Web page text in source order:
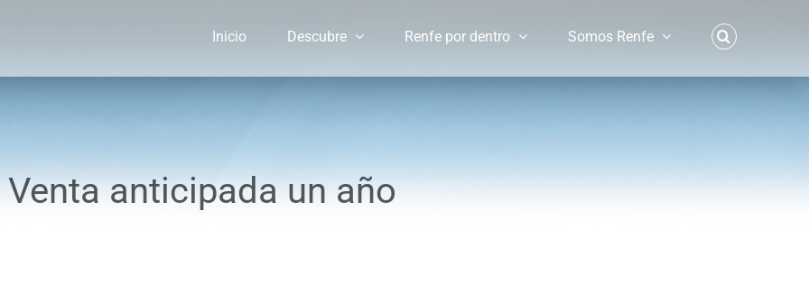
Inicio Descubre Renfe por dentro Somos Renfe
Venta anticipada un año